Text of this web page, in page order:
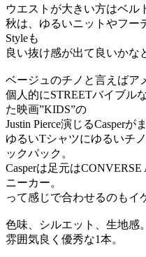
ウエストが大きい方はベル
秋は、ゆるいニットやフー
Styleも
良い抜け感が出て良いかな
ベージュのチノと言えばア
個人的にSTREETバイブル
た映画”KIDS”の
Justin Pierce演じるCasperが
ゆるいTシャツにゆるいチ
ックパック。
Casperは足元は
ニーカー。
って感じで合わせるのもイ
色味、シルエット、生地感。
雰囲気良く優秀な1本。